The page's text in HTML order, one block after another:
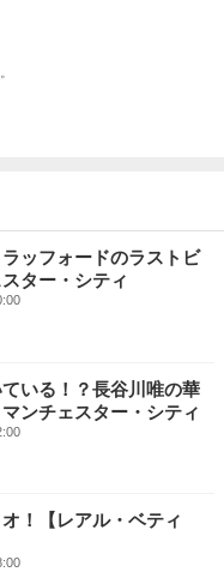
配信中！
ッフォードのラストビ
ター・シティ
いる！？長谷川唯の華
ンチェスター・シティ
！【レアル・ベティ